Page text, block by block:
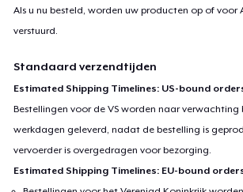
Als u nu besteld, worden uw producten op of voor
verstuurd.
Standaard verzendtijden
Estimated Shipping Timelines: US-bound
Bestellingen voor de VS worden naar verwachting
werkdagen geleverd, nadat de bestelling is
vervoerder is overgedragen voor bezorging.
Estimated Shipping Timelines: EU-bound
US$ 23,99
Premium V-Neck Tee
US$ 24,87